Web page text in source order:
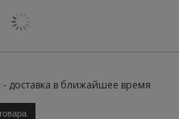
- доставка в ближайшее время